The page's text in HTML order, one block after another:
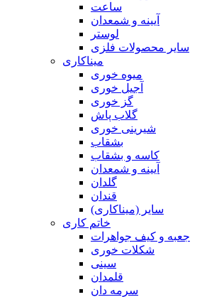
ساعت
آیینه و شمعدان
لوستر
سایر محصولات فلزی
میناکاری
میوه خوری
آجیل خوری
گز خوری
گلاب پاش
شیرینی خوری
بشقاب
کاسه و بشقاب
آیینه و شمعدان
گلدان
قندان
سایر (میناکاری)
خاتم کاری
جعبه و کیف جواهرات
شکلات خوری
سینی
قلمدان
سرمه دان